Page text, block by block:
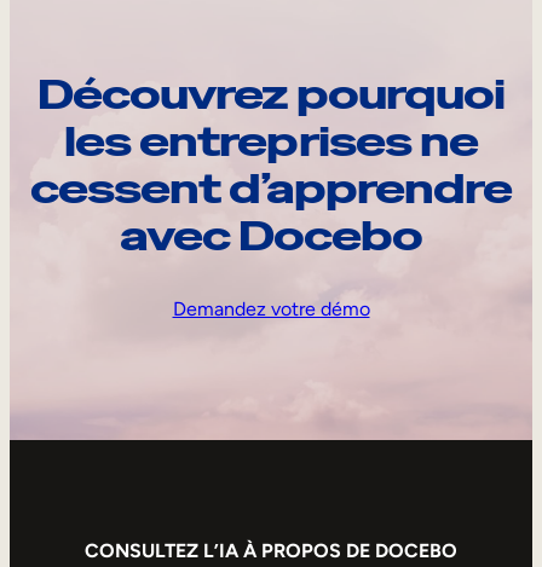
Découvrez pourquoi
les entreprises ne
cessent d’apprendre
avec Docebo
Demandez votre démo
CONSULTEZ L’IA À PROPOS DE DOCEBO